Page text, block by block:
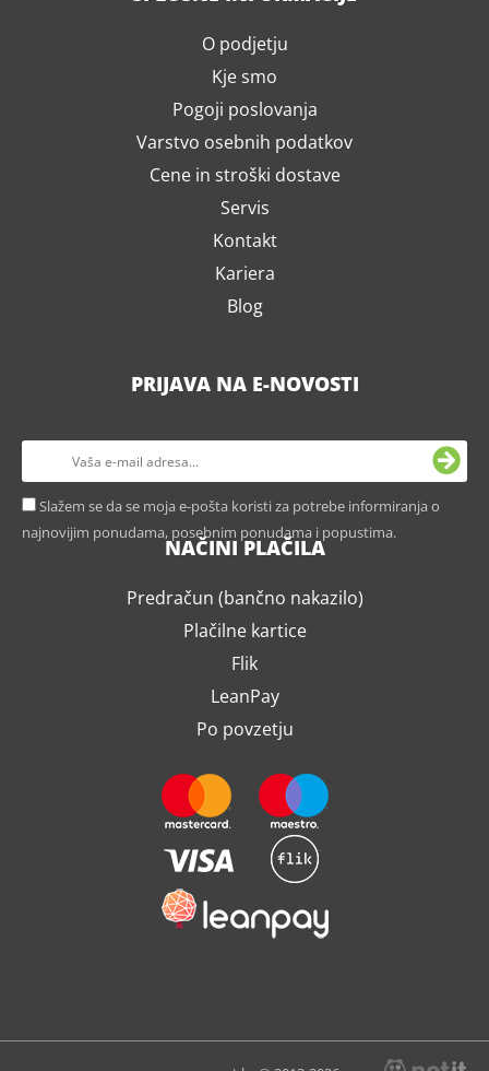
O podjetju
Kje smo
Pogoji poslovanja
Varstvo osebnih podatkov
Cene in stroški dostave
Servis
Kontakt
Kariera
Blog
PRIJAVA NA E-NOVOSTI
Slažem se da se moja e-pošta koristi za potrebe informiranja o
najnovijim ponudama, posebnim ponudama i popustima.
NAČINI PLAČILA
Predračun (bančno nakazilo)
Plačilne kartice
Flik
LeanPay
Po povzetju